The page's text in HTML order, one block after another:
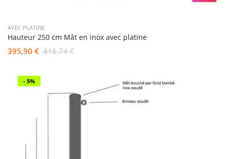
AVEC PLATINE
Hauteur 250 cm Mât en inox avec platine
395,90 € 416,74 €
- 5%